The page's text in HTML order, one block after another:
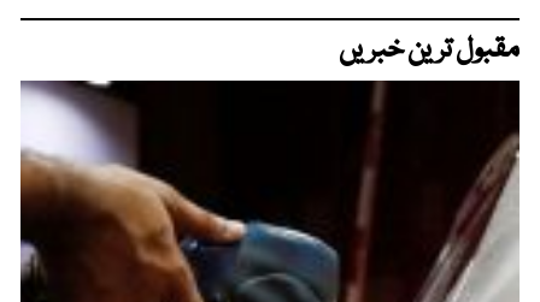
مقبول ترین خبریں